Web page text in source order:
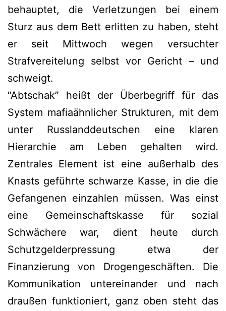
behauptet, die Verletzungen bei einem
Sturz aus dem Bett erlitten zu haben, steht
er seit Mittwoch wegen versuchter
Strafvereitelung selbst vor Gericht – und
schweigt.
“Abtschak” heißt der Überbegriff für das
System mafiaähnlicher Strukturen, mit dem
unter Russlanddeutschen eine klaren
Hierarchie am Leben gehalten wird.
Zentrales Element ist eine außerhalb des
Knasts geführte schwarze Kasse, in die die
Gefangenen einzahlen müssen. Was einst
eine Gemeinschaftskasse für sozial
Schwächere war, dient heute durch
Schutzgelderpressung etwa der
Finanzierung von Drogengeschäften. Die
Kommunikation untereinander und nach
draußen funktioniert, ganz oben steht das